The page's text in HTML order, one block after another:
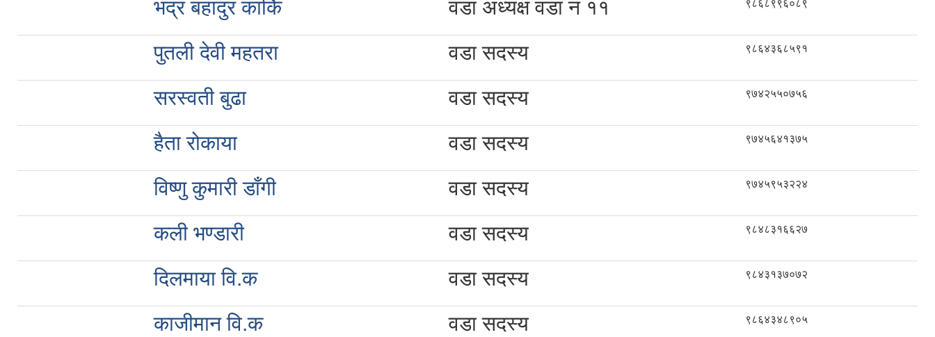
भद्र बहादुर कार्कि वडा अध्यक्ष वडा नं ११ ९८६८९९६०८९
पुतली देवी महतरा वडा सदस्य ९८६४३६८५९१
सरस्वती बुढा वडा सदस्य ९७४२५५०७५६
हैता रोकाया वडा सदस्य ९७४५६४१३७५
विष्णु कुमारी डाँगी वडा सदस्य ९७४५९५३२२४
कली भण्डारी वडा सदस्य ९८४८३१६६२७
दिलमाया वि.क वडा सदस्य ९८४३१३७०७२
काजीमान वि.क वडा सदस्य ९८६४३४८९०५